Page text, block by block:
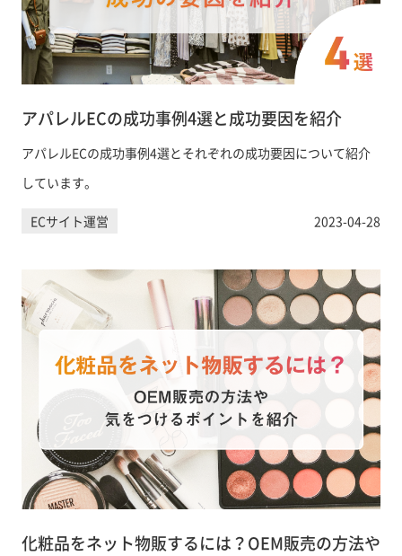
アパレルECの成功事例4選と成功要因を紹介
アパレルECの成功事例4選とそれぞれの成功要因について紹介
しています。
ECサイト運営 2023-04-28
化粧品をネット物販するには？OEM販売の方法や